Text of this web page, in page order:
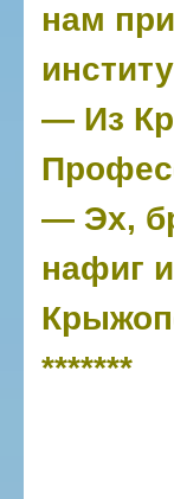
нам
— Из
— Эх,
нафиг
*******